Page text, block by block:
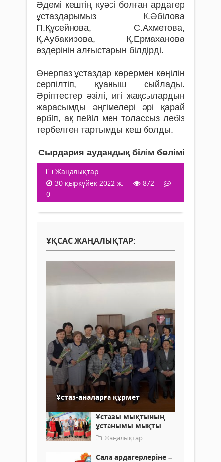
Әдемі кештің куәсі болған ардагер
ұстаздарымыз К.Әбілова
П.Құсейнова, С.Ахметова,
Қ.Аубакирова, Қ.Ермаханова
өздерінің алғыстарын білдірді.
Өнерпаз ұстаздар көрермен көңілін
серпілтіп, қуаныш сыйлады.
Әріптестер әзілі, игі жақсылардың
жарасымды әңгімелері әрі қарай
өрбіп, ақ пейіл мен толассыз лебіз
тербелген тартымды кеш болды.
Сырдария аудандық білім бөлімі
Жаңалықтар
30 қыркүйек 2022 ж.
872
0
ҰҚСАС ЖАҢАЛЫҚТАР:
Ұстаз-аналарға құрмет
Ұстазы мықтының
ұстанымы мықты
Жаңалықтар
Сала ардагерлеріне –